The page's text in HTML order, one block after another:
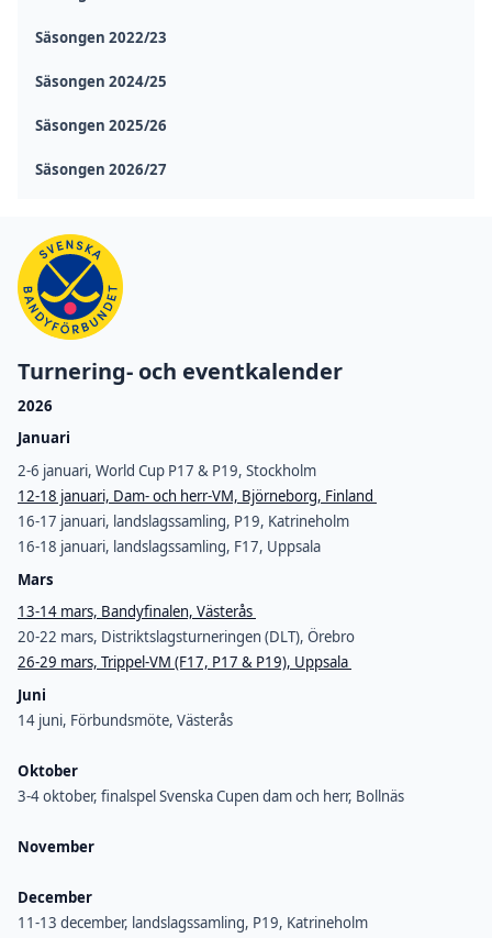
Säsongen 2022/23
Säsongen 2024/25
Säsongen 2025/26
Säsongen 2026/27
Turnering- och eventkalender
2026
Januari
2-6 januari, World Cup P17 & P19, Stockholm
12-18 januari, Dam- och herr-VM, Björneborg, Finland
16-17 januari, landslagssamling, P19, Katrineholm
16-18 januari, landslagssamling, F17, Uppsala
Mars
13-14 mars, Bandyfinalen, Västerås
20-22 mars, Distriktslagsturneringen (DLT), Örebro
26-29 mars, Trippel-VM (F17, P17 & P19), Uppsala
Juni
14 juni, Förbundsmöte, Västerås
Oktober
3-4 oktober, finalspel Svenska Cupen dam och herr, Bollnäs
November
December
11-13 december, landslagssamling, P19, Katrineholm